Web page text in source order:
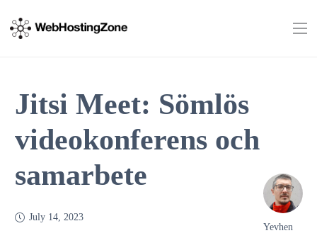
Jitsi Meet: Sömlös
videokonferens och
samarbete
July 14, 2023
Yevhen